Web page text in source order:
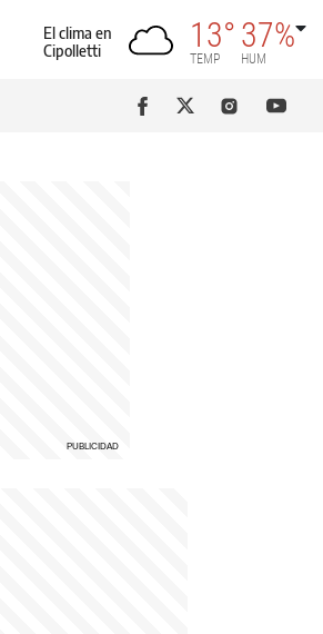
El clima en
Cipolletti
13°
TEMP
37%
HUM